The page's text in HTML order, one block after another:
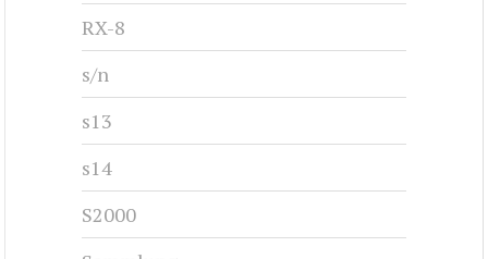
RX-8
s/n
s13
s14
S2000